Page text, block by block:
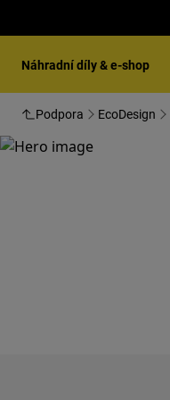
Náhradní díly & e-shop
Podpora EcoDesign